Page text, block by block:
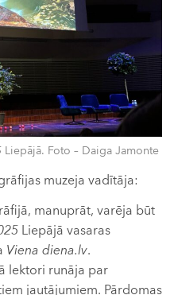
Liepājā. Foto – Daiga Jamonte
muzeja vadītāja:
manuprāt, varēja būt
Liepājā vasaras
Viena diena.lv.
lektori runāja par
jautājumiem. Pārdomas